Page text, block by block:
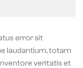
error sit
laudantium, totam
veritatis et